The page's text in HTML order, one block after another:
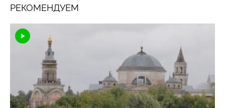
РЕКОМЕНДУЕМ